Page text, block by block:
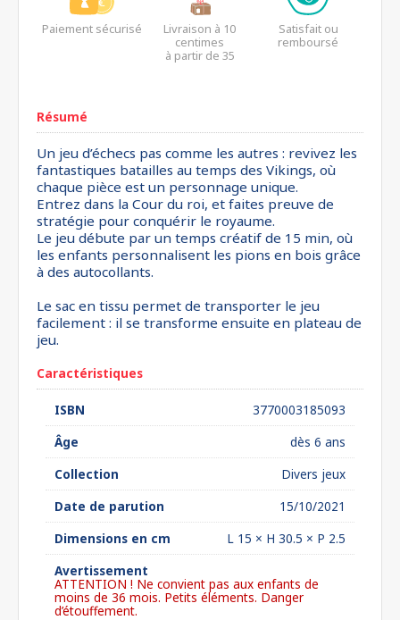
Paiement sécurisé
Livraison à 10
centimes
à partir de 35
Satisfait ou
remboursé
Résumé
Un jeu d’échecs pas comme les autres : revivez les
fantastiques batailles au temps des Vikings, où
chaque pièce est un personnage unique.
Entrez dans la Cour du roi, et faites preuve de
stratégie pour conquérir le royaume.
Le jeu débute par un temps créatif de 15 min, où
les enfants personnalisent les pions en bois grâce
à des autocollants.
Le sac en tissu permet de transporter le jeu
facilement : il se transforme ensuite en plateau de
jeu.
Caractéristiques
ISBN
3770003185093
Âge
dès 6 ans
Collection
Divers jeux
Date de parution
15/10/2021
Dimensions en cm
L 15 × H 30.5 × P 2.5
Avertissement
ATTENTION ! Ne convient pas aux enfants de
moins de 36 mois. Petits éléments. Danger
d’étouffement.